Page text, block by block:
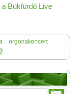
Bükfürdő Live
orgonakoncert